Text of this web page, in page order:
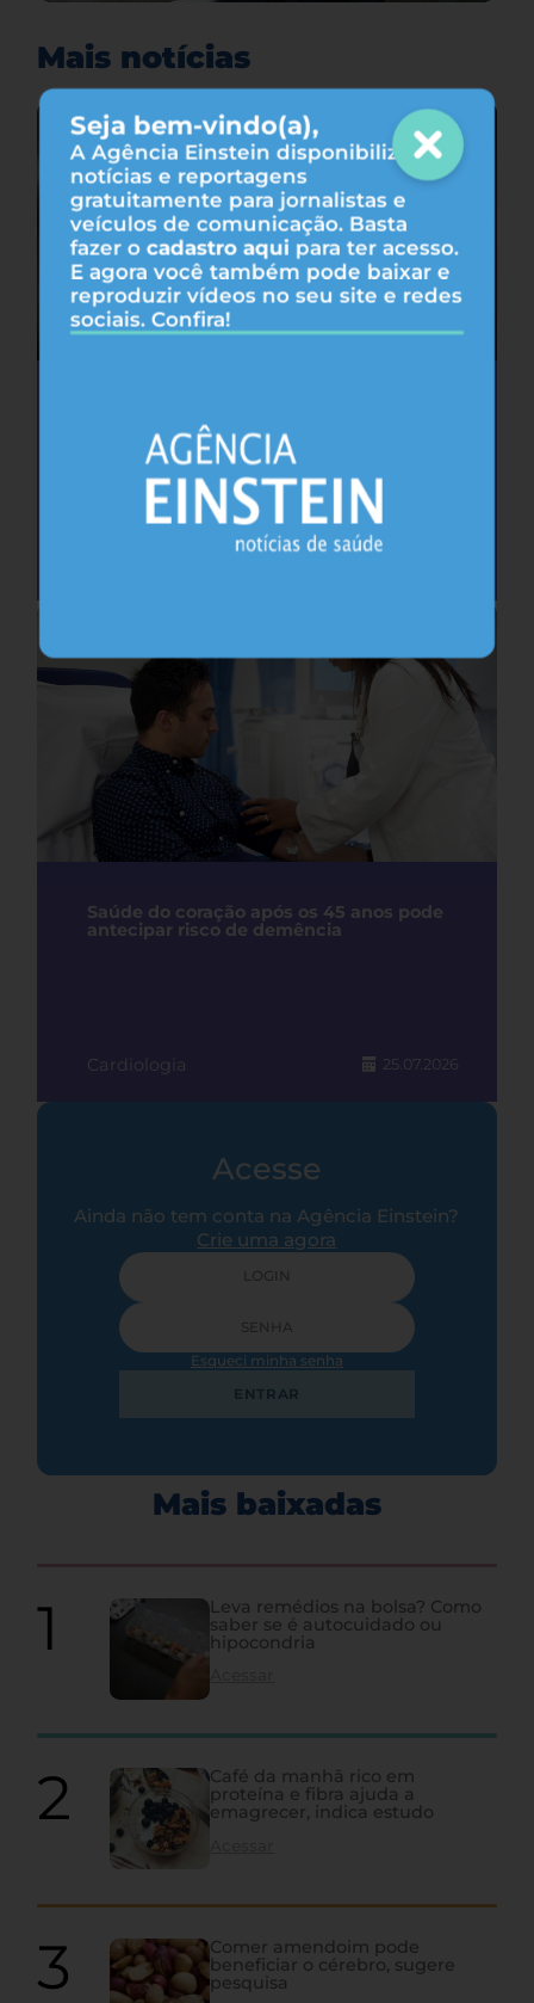
Seja bem-vindo(a),
A Agência Einstein disponibiliza
notícias e reportagens
gratuitamente para jornalistas e
veículos de comunicação. Basta
fazer o cadastro aqui para ter acesso.
E agora você também pode baixar e
reproduzir vídeos no seu site e redes
sociais. Confira!
Mais notícias
privação do sono, sugere estudo
Saúde do coração após os 45 anos pode
antecipar risco de demência
Cardiologia 25.07.2026
Acesse
Ainda não tem conta na Agência Einstein?
Crie uma agora
Esqueci minha senha
ENTRAR
Mais baixadas
Leva remédios na bolsa? Como
saber se é autocuidado ou
hipocondria
Café da manhã rico em
proteína e fibra ajuda a
emagrecer, indica estudo
Comer amendoim pode
beneficiar o cérebro, sugere
pesquisa